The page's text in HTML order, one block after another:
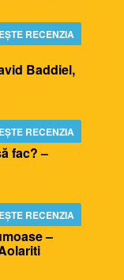
RECENZIA
Baddiel,
RECENZIA
fac? –
RECENZIA
–